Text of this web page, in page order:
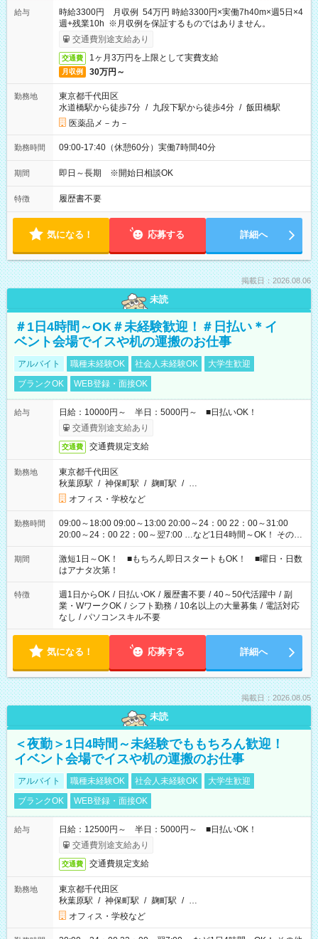
給与
時給3300円 月収例 54万円 時給3300円×実働7h40m×週5日×4
週+残業10h ※月収例を保証するものではありません。
交通費別途支給あり
交通費 1ヶ月3万円を上限として実費支給
月収例 30万円～
勤務地
東京都千代田区
水道橋駅から徒歩7分 / 九段下駅から徒歩4分 / 飯田橋駅
医薬品メ－カ－
勤務時間 09:00-17:40（休憩60分）実働7時間40分
期間 即日～長期 ※開始日相談OK
特徴 履歴書不要
気になる！ 応募する 詳細へ
掲載日：2026.08.06
未読
＃1日4時間～OK＃未経験歓迎！＃日払い＊イ
ベント会場でイスや机の運搬のお仕事
アルバイト 職種未経験OK 社会人未経験OK
大学生歓迎
ブランクOK
WEB登録・面接OK
給与
日給：10000円～ 半日：5000円～ ■日払いOK！
交通費別途支給あり
交通費 交通費規定支給
勤務地
東京都千代田区
秋葉原駅 / 神保町駅 / 麹町駅 / …
オフィス・学校など
勤務時間
09:00～18:00 09:00～13:00 20:00～24：00 22：00～31:00
20:00～24：00 22：00～翌7:00 …など1日4時間～OK！ その他
シフトもございます！ お気軽にご相談ください！
期間
激短1日～OK！ ■もちろん即日スタートもOK！ ■曜日・日数
はアナタ次第！
特徴 週1日からOK / 日払いOK / 履歴書不要 / 40～50代活躍中 / 副
業・WワークOK / シフト勤務 / 10名以上の大量募集 / 電話対応
なし / パソコンスキル不要
気になる！ 応募する 詳細へ
掲載日：2026.08.05
未読
＜夜勤＞1日4時間～未経験でももちろん歓迎！
イベント会場でイスや机の運搬のお仕事
アルバイト 職種未経験OK 社会人未経験OK
大学生歓迎
ブランクOK
WEB登録・面接OK
給与
日給：12500円～ 半日：5000円～ ■日払いOK！
交通費別途支給あり
交通費 交通費規定支給
勤務地
東京都千代田区
秋葉原駅 / 神保町駅 / 麹町駅 / …
オフィス・学校など